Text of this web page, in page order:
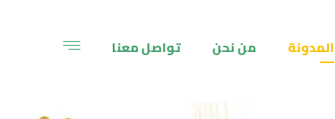
المدونة من نحن تواصل معنا